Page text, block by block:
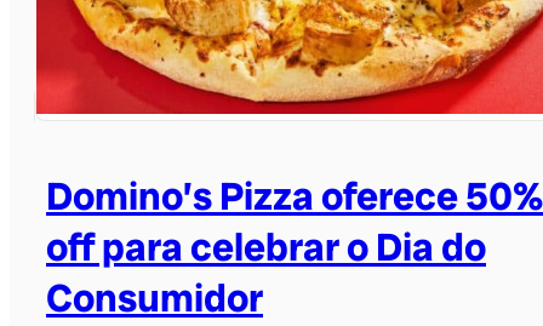
Domino’s Pizza oferece 50%
off para celebrar o Dia do
Consumidor